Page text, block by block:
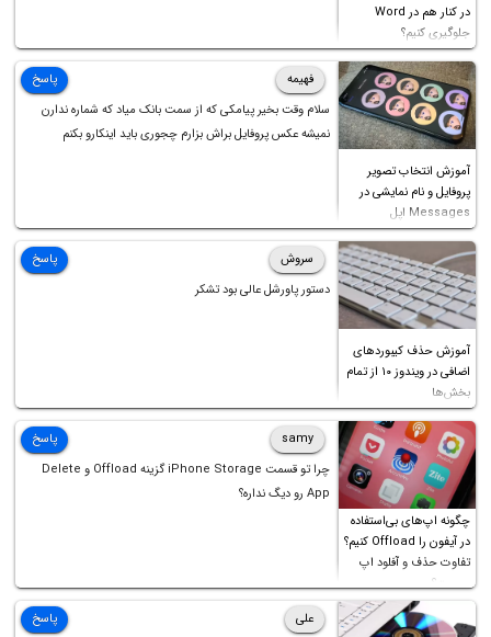
در کنار هم در Word
جلوگیری کنیم؟
آموزش انتخاب تصویر
پروفایل و نام نمایشی در
Messages اپل
فهیمه
سلام وقت بخیر پیامکی که از سمت بانک میاد که شماره ندارن
نمیشه عکس پروفایل براش بزارم چجوری باید اینکارو بکنم
پاسخ
آموزش حذف کیبوردهای
اضافی در ویندوز ۱۰ از تمام
بخش‌ها
سروش
دستور پاورشل عالی بود تشکر
پاسخ
چگونه اپ‌های بی‌استفاده
در آیفون را Offload کنیم؟
تفاوت حذف و آفلود اپ
چیست؟
samy
چرا تو قسمت iPhone Storage گزینه Offload و Delete
App رو دیگ نداره؟
پاسخ
علی
پاسخ